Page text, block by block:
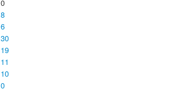
0
8
6
30
19
11
10
0